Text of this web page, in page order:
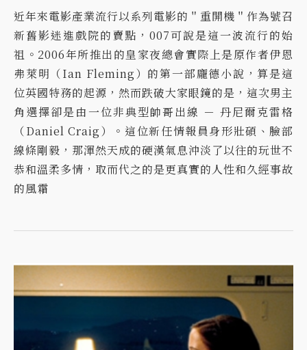
近年來電影產業流行以系列電影的＂重開機＂作為號召
新舊影迷進戲院的賣點，007可說是這一波流行的始
祖。2006年所推出的皇家夜總會實際上是原作者伊恩
弗萊明（Ian Fleming） 的第一部龐德小說，算是這
位英國特務的起源，然而跌破大家眼鏡的是，這次男主
角選擇卻是由一位非典型帥哥出線 － 丹尼爾克雷格
（Daniel Craig）。這位新任情報員身形壯碩、臉部
線條剛毅，那渾然天成的硬漢氣息沖淡了以往的玩世不
恭和溫柔多情，取而代之的是更真實的人性和久經事故
的風霜